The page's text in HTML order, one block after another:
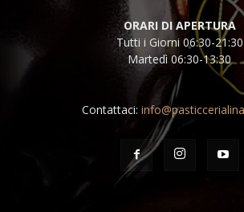
ORARI DI APERTURA
Tutti i Giorni 06:30-21:30
Martedì 06:30-13:30
Contattaci: